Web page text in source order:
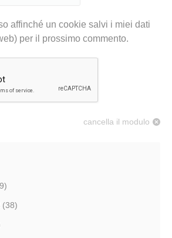
affinché un cookie salvi i miei dati
per il prossimo commento.
cancella il modulo
(38)